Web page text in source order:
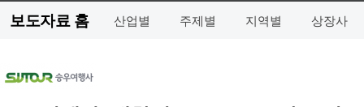
보도자료 홈 산업별 주제별 지역별 상장사